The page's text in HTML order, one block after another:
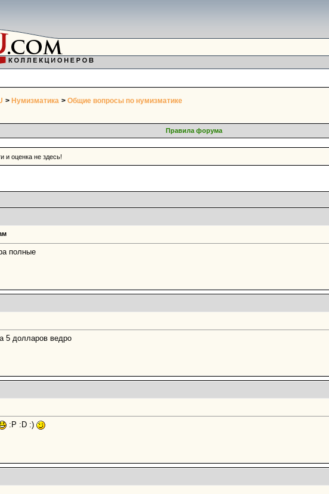
> Нумизматика > Общие вопросы по нумизматике
Правила форума
и оценка не здесь!
полные
5 долларов ведро
:P :D :)